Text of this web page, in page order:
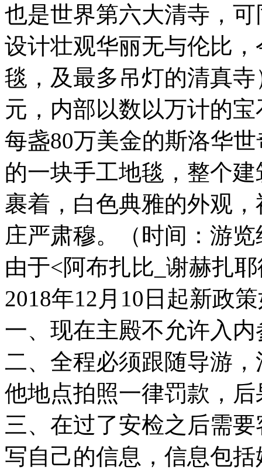
也是世界第六大清寺，
设计壮观华丽无与伦比
毯，及最多吊灯的清真
元，内部以数以万计的
每盏80万美金的斯洛华
的一块手工地毯，整个
裹着，白色典雅的外观
庄严肃穆。（时间：游
由于<阿布扎比_谢赫扎
2018年12月10日起新政
一、现在主殿不允许入
二、全程必须跟随导游
他地点拍照一律罚款，
三、在过了安检之后需
写自己的信息，信息包